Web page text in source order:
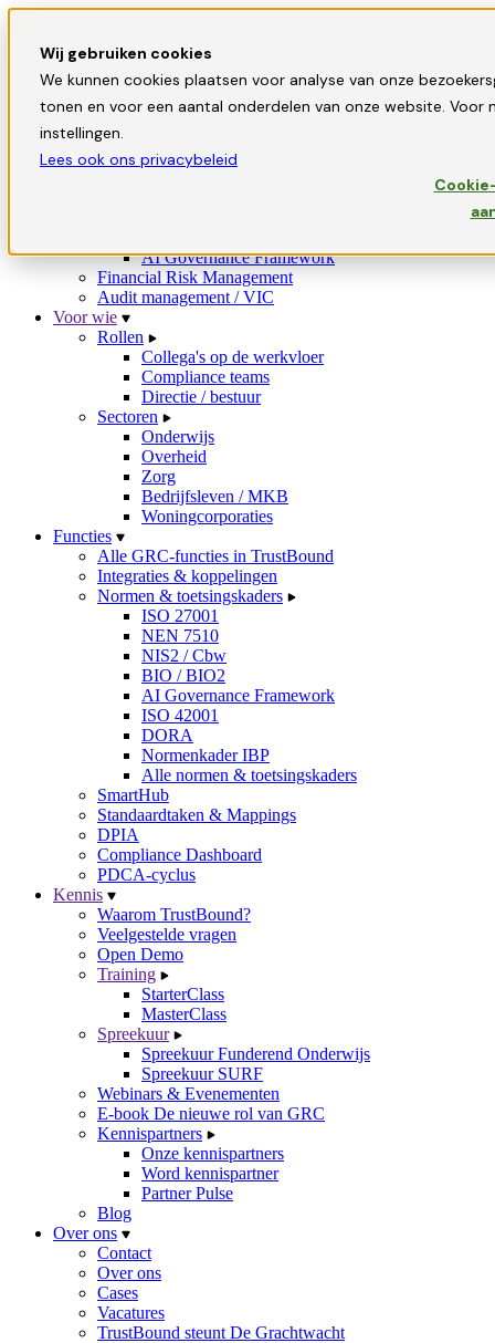
Wij gebruiken cookies
We kunnen cookies plaatsen voor analyse van onze
tonen en voor een aantal onderdelen van onze website.
instellingen.
Lees ook ons privacybeleid
Oplossingen
Privacy / AVG-tooling
Security / ISMS-tooling
Informatiebeveiliging-tooling
AI Governance Framework
Financial Risk Management
Audit management / VIC
Voor wie
Rollen
Collega's op de werkvloer
Compliance teams
Directie / bestuur
Sectoren
Onderwijs
Overheid
Zorg
Bedrijfsleven / MKB
Woningcorporaties
Functies
Alle GRC-functies in TrustBound
Integraties & koppelingen
Normen & toetsingskaders
ISO 27001
NEN 7510
NIS2 / Cbw
BIO / BIO2
AI Governance Framework
ISO 42001
DORA
Normenkader IBP
Alle normen & toetsingskaders
SmartHub
Standaardtaken & Mappings
DPIA
Compliance Dashboard
PDCA-cyclus
Kennis
Waarom TrustBound?
Veelgestelde vragen
Open Demo
Training
StarterClass
MasterClass
Spreekuur
Spreekuur Funderend Onderwijs
Spreekuur SURF
Webinars & Evenementen
E-book De nieuwe rol van GRC
Kennispartners
Onze kennispartners
Word kennispartner
Partner Pulse
Blog
Over ons
Contact
Over ons
Cases
Vacatures
TrustBound steunt De Grachtwacht